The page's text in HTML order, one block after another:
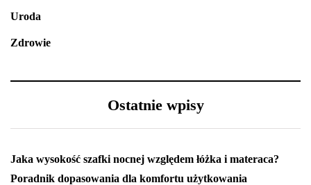
Uroda
Zdrowie
Ostatnie wpisy
Jaka wysokość szafki nocnej względem łóżka i materaca?
Poradnik dopasowania dla komfortu użytkowania